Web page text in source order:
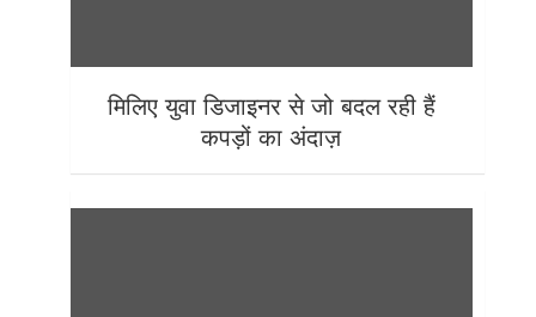
मिलिए युवा डिजाइनर से जो बदल रही हैं
कपड़ों का अंदाज़